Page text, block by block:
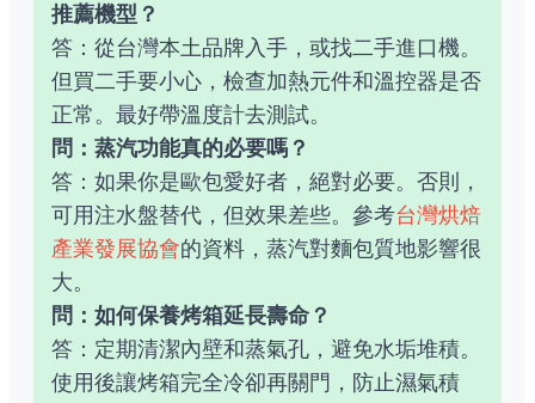
推薦機型？
答：從台灣本土品牌入手，或找二手進口機。
但買二手要小心，檢查加熱元件和溫控器是否
正常。最好帶溫度計去測試。
問：蒸汽功能真的必要嗎？
答：如果你是歐包愛好者，絕對必要。否則，
可用注水盤替代，但效果差些。參考台灣烘焙
產業發展協會的資料，蒸汽對麵包質地影響很
大。
問：如何保養烤箱延長壽命？
答：定期清潔內壁和蒸氣孔，避免水垢堆積。
使用後讓烤箱完全冷卻再關門，防止濕氣積